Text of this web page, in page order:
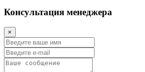
Консультация менеджера
×